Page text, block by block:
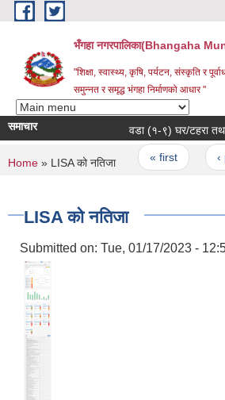
Skip to main content
भँगहा नगरपालिका(Bhangaha
"शिक्षा, स्वास्थ्य, कृषि, पर्यटन, संस्कृति र
समुन्नत र समृद्ध भंगहा निर्माणको आधार "
समाचार
Pages
« first ‹
You are here
Home » LISA को नतिजा
LISA को नतिजा
Submitted on: Tue, 01/17/2023 -